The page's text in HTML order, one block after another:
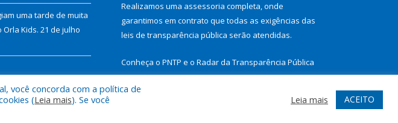
uma tarde de muita
Kids. 21 de julho
Realizamos uma assessoria completa, onde
garantimos em contrato que todas as exigências das
leis de transparência pública serão atendidas.
Conheça o PNTP e o Radar da Transparência Pública
você concorda com a política de
(Leia mais). Se você
Leia mais ACEITO